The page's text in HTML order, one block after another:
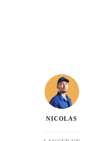
NICOLAS